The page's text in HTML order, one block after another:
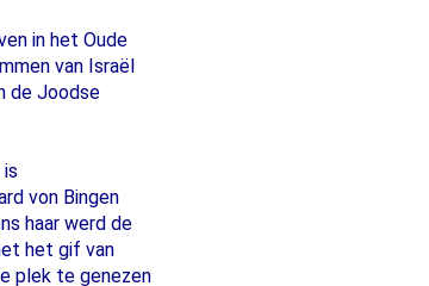
in het Oude
van Israël
de Joodse
von Bingen
haar werd de
het gif van
plek te genezen